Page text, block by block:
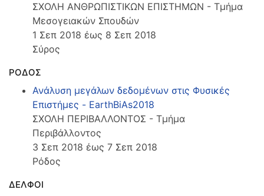
ΣΧΟΛΗ ΑΝΘΡΩΠΙΣΤΙΚΩΝ ΕΠΙΣΤΗΜΩΝ - Τμήμα
Μεσογειακών Σπουδών
1 Σεπ 2018 έως 8 Σεπ 2018
Σύρος
ΡΟΔΟΣ
Ανάλυση μεγάλων δεδομένων στις Φυσικές
Επιστήμες - EarthBiAs2018
ΣΧΟΛΗ ΠΕΡΙΒΑΛΛΟΝΤΟΣ - Τμήμα
Περιβάλλοντος
3 Σεπ 2018 έως 7 Σεπ 2018
Ρόδος
ΔΕΛΦΟΙ